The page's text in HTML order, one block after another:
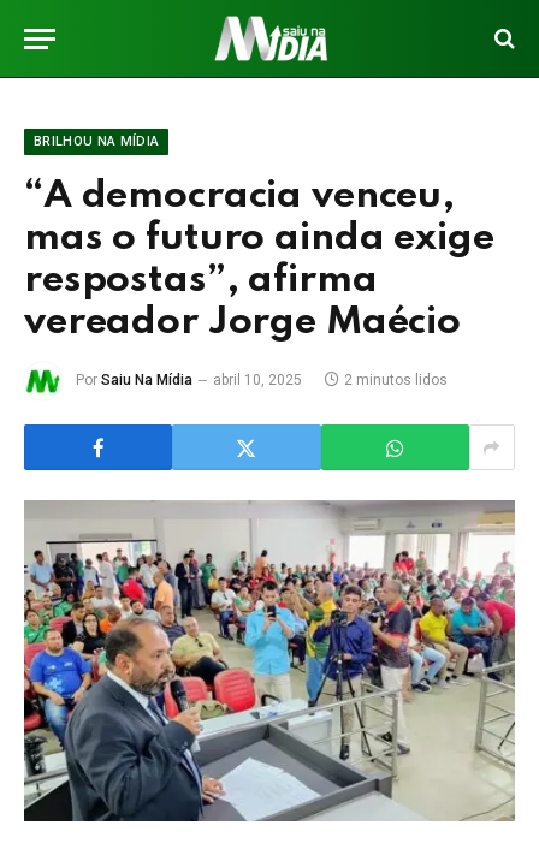
BRILHOU NA MÍDIA
“A democracia venceu,
mas o futuro ainda exige
respostas”, afirma
vereador Jorge Maécio
Por Saiu Na Mídia abril 10, 2025 2 minutos lidos